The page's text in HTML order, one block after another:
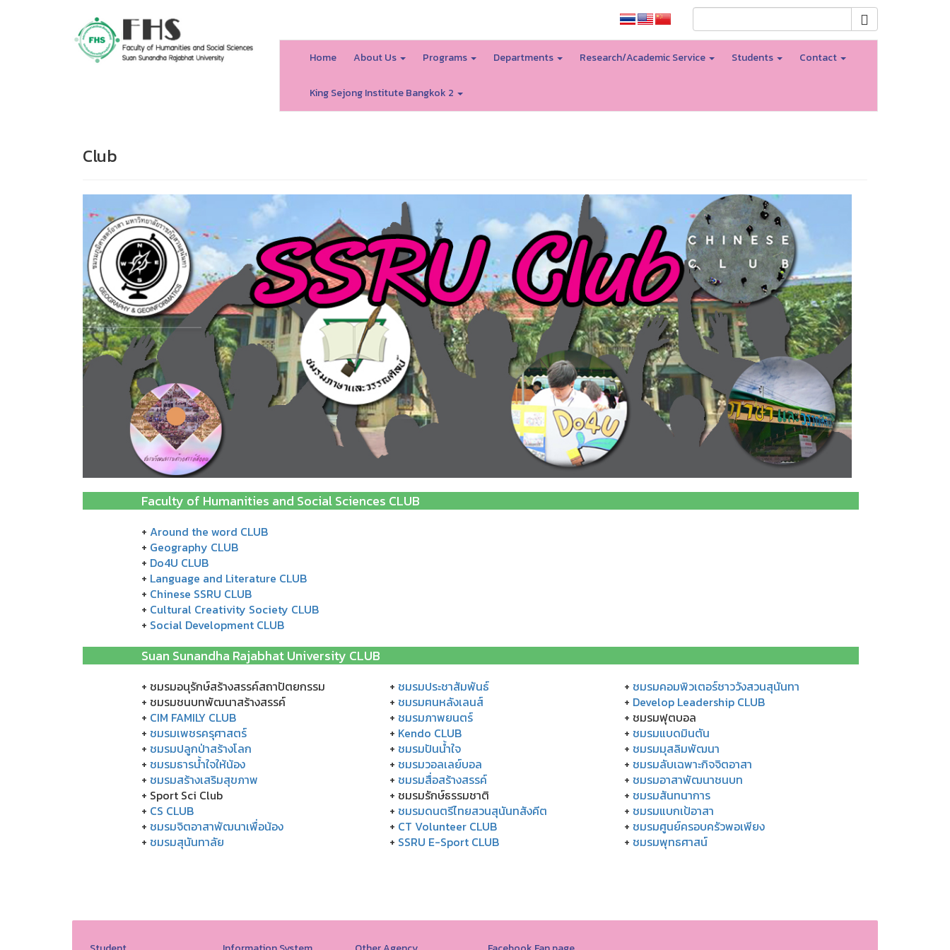
Home About Us Programs Departments Research/Academic Service Students Contact
King Sejong Institute Bangkok 2
Club
Faculty of Humanities and Social Sciences CLUB
+ Around the word CLUB
+ Geography CLUB
+ Do4U CLUB
+ Language and Literature CLUB
+ Chinese SSRU CLUB
+ Cultural Creativity Society CLUB
+ Social Development CLUB
Suan Sunandha Rajabhat University CLUB
+ ชมรมอนุรักษ์สร้างสรรค์สถาปัตยกรรม + ชมรมประชาสัมพันธ์ + ชมรมคอมพิวเตอร์ชาววังสวนสุนันทา
+ ชมรมชนบทพัฒนาสร้างสรรค์
+ ชมรมฅนหลังเลนส์ + Develop Leadership CLUB
+ CIM FAMILY CLUB + ชมรมภาพยนตร์
+ ชมรมฟุตบอล
+ ชมรมเพชรครุศาสตร์ + Kendo CLUB + ชมรมแบดมินตัน
+ ชมรมปลูกป่าสร้างโลก + ชมรมปันน้ำใจ + ชมรมมุสลิมพัฒนา
+ ชมรมธารน้ำใจให้น้อง + ชมรมวอลเลย์บอล + ชมรมลับเฉพาะกิจจิตอาสา
+ ชมรมสร้างเสริมสุขภาพ + ชมรมสื่อสร้างสรรค์ + ชมรมอาสาพัฒนาชนบท
+ Sport Sci Club
+ ชมรมรักษ์ธรรมชาติ + ชมรมสันทนาการ
+ CS CLUB + ชมรมดนตรีไทยสวนสุนันทสังคีต + ชมรมแบกเป้อาสา
+ ชมรมจิตอาสาพัฒนาเพื่อน้อง + CT Volunteer CLUB + ชมรมศูนย์ครอบครัวพอเพียง
+ ชมรมสุนันทาลัย + SSRU E-Sport CLUB + ชมรมพุทธศาสน์